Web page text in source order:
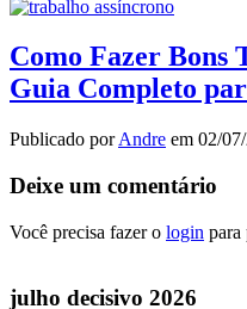
Como Fazer Bons
Guia Completo
Publicado porAndre em 02/
Deixe um comentário
Você precisa fazer o login para
julho decisivo 2026